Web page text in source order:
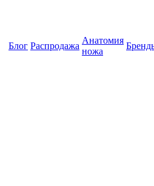
Блог Распродажа
Анатомия
ножа